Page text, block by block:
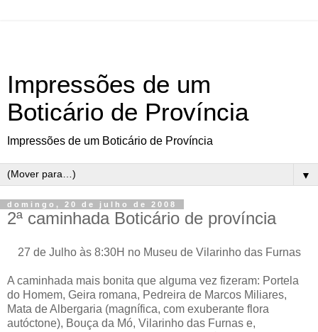
Impressões de um
Boticário de Província
Impressões de um Boticário de Província
▼
domingo, 20 de julho de 2008
2ª caminhada Boticário de província
27 de Julho às 8:30H no Museu de Vilarinho das Furnas
A caminhada mais bonita que alguma vez fizeram: Portela
do Homem, Geira romana, Pedreira de Marcos Miliares,
Mata de Albergaria (magnífica, com exuberante flora
autóctone), Bouça da Mó, Vilarinho das Furnas e,